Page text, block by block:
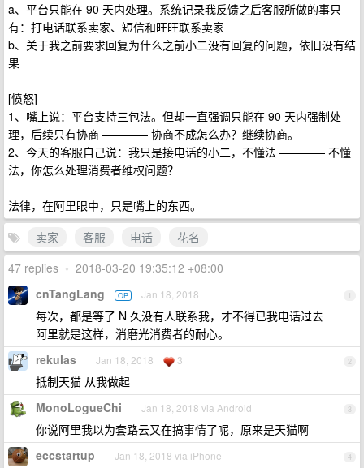
a、平台只能在 90 天内处理。系统记录我反馈之后客服所做的事只
有：打电话联系卖家、短信和旺旺联系卖家
b、关于我之前要求回复为什么之前小二没有回复的问题，依旧没有结
果
[愤怒]
1、嘴上说：平台支持三包法。但却一直强调只能在 90 天内强制处
理，后续只有协商 ———— 协商不成怎么办？继续协商。
2、今天的客服自己说：我只是接电话的小二，不懂法 ———— 不懂
法，你怎么处理消费者维权问题？
法律，在阿里眼中，只是嘴上的东西。
卖家
客服 电话
花名
47 replies • 2018-03-20 19:35:12 +08:00
1
cnTangLang OP Jan 18, 2018
每次，都是等了 N 久没有人联系我，才不得已我电话过去
阿里就是这样，消磨光消费者的耐心。
2
rekulas Jan 18, 2018 3
抵制天猫 从我做起
3
MonoLogueChi Jan 18, 2018 via Android
你说阿里我以为套路云又在搞事情了呢，原来是天猫啊
4
eccstartup Jan 18, 2018 via iPhone